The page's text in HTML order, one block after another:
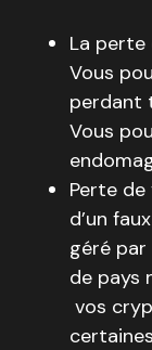
La
Vous
perdant
Vous
Perte
d’un
géré
de pays
vos